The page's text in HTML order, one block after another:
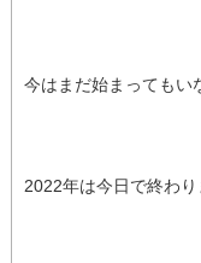
今はまだ始まってもい
2022年は今日で終わり